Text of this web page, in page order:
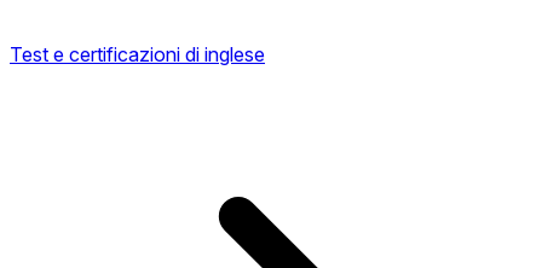
Test e certificazioni di inglese